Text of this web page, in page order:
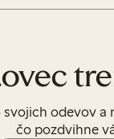
odevov
čo pozdvihne